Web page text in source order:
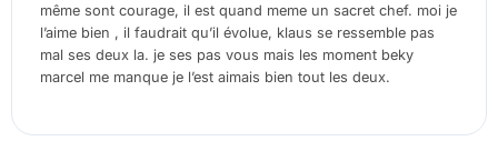
même sont courage, il est quand meme un sacret chef. moi je
l’aime bien , il faudrait qu’il évolue, klaus se ressemble pas
mal ses deux la. je ses pas vous mais les moment beky
marcel me manque je l’est aimais bien tout les deux.